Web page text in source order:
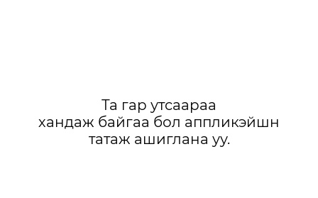
Та гар утсаараа
хандаж байгаа бол аппликэйшн
татаж ашиглана уу.